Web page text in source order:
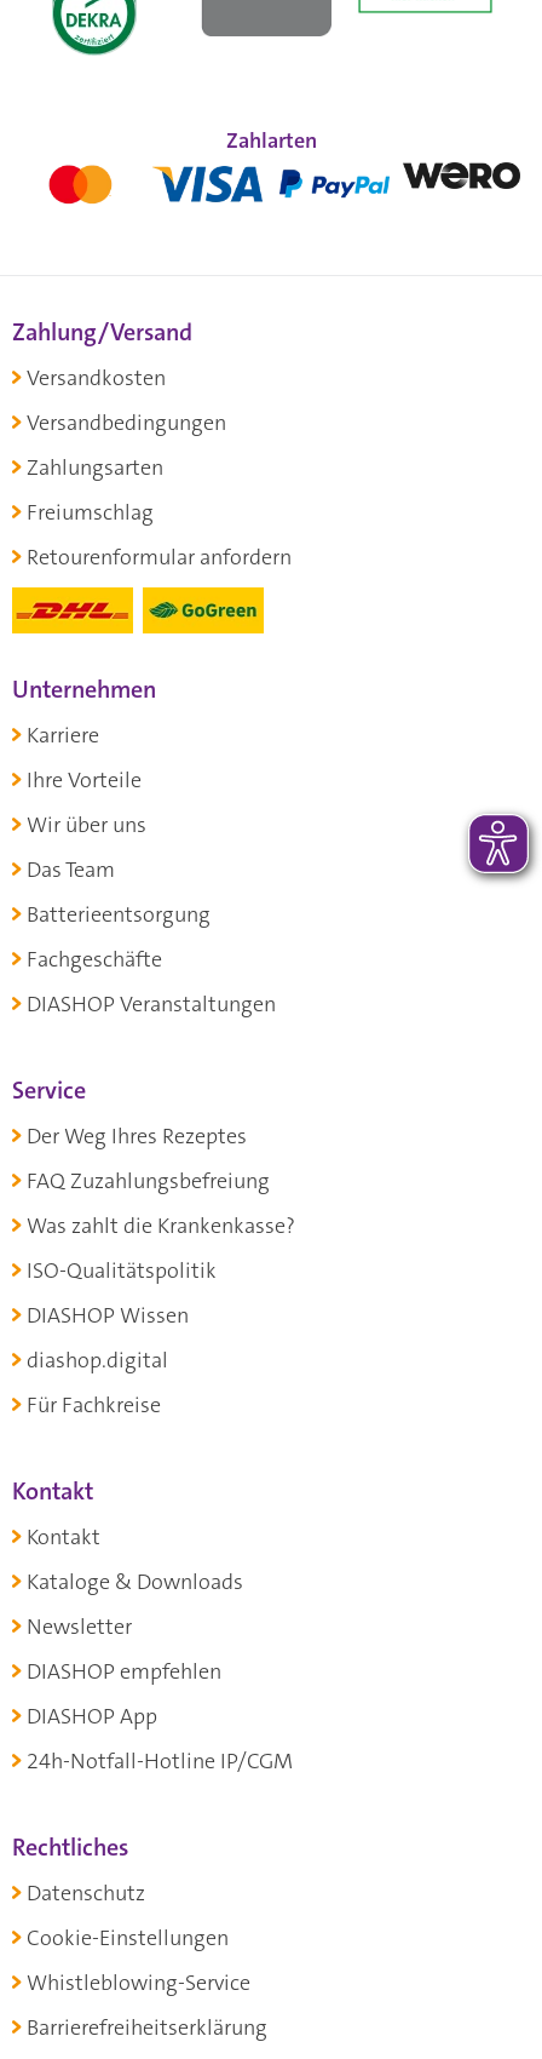
Zahlarten
Zahlung/Versand
Versandkosten
Versandbedingungen
Zahlungsarten
Freiumschlag
Retourenformular anfordern
Unternehmen
Karriere
Ihre Vorteile
Wir über uns
Das Team
Batterieentsorgung
Fachgeschäfte
DIASHOP Veranstaltungen
Service
Der Weg Ihres Rezeptes
FAQ Zuzahlungsbefreiung
Was zahlt die Krankenkasse?
ISO-Qualitätspolitik
DIASHOP Wissen
diashop.digital
Für Fachkreise
Kontakt
Kontakt
Kataloge & Downloads
Newsletter
DIASHOP empfehlen
DIASHOP App
24h-Notfall-Hotline IP/CGM
Rechtliches
Datenschutz
Cookie-Einstellungen
Whistleblowing-Service
Barrierefreiheitserklärung